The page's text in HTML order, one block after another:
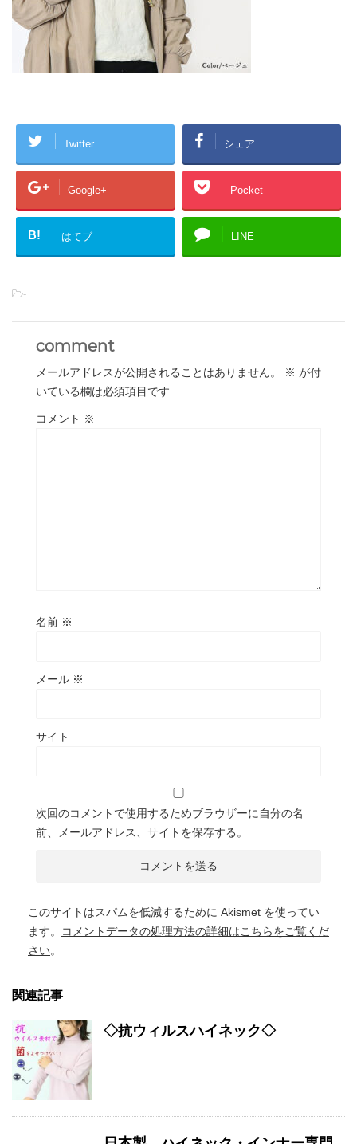
Twitter シェア
Google+ Pocket
B! はてブ LINE
-
comment
メールアドレスが公開されることはありません。 ※ が付
いている欄は必須項目です
コメント ※
名前 ※
メール ※
サイト
次回のコメントで使用するためブラウザーに自分の名
前、メールアドレス、サイトを保存する。
このサイトはスパムを低減するために Akismet を使ってい
ます。
コメントデータの処理方法の詳細はこちらをご覧くだ
さい。
関連記事
◇抗ウィルスハイネック◇